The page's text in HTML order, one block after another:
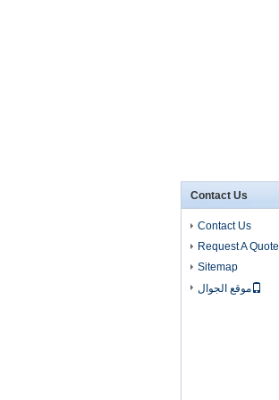
Contact Us
Contact Us
Request A Quote
Sitemap
موقع الجوال